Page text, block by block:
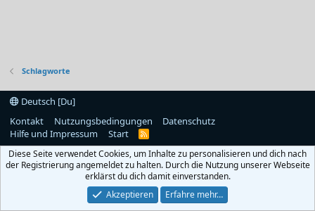
Schlagworte
Deutsch [Du]
Kontakt
Nutzungsbedingungen
Datenschutz
Hilfe und Impressum
Start
R
S
Diese Seite verwendet Cookies, um Inhalte zu personalisieren und dich nach
der Registrierung angemeldet zu halten. Durch die Nutzung unserer Webseite
erklärst du dich damit einverstanden.
Akzeptieren
Erfahre mehr…